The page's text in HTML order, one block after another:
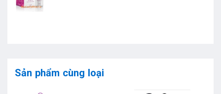
Sản phẩm cùng loại